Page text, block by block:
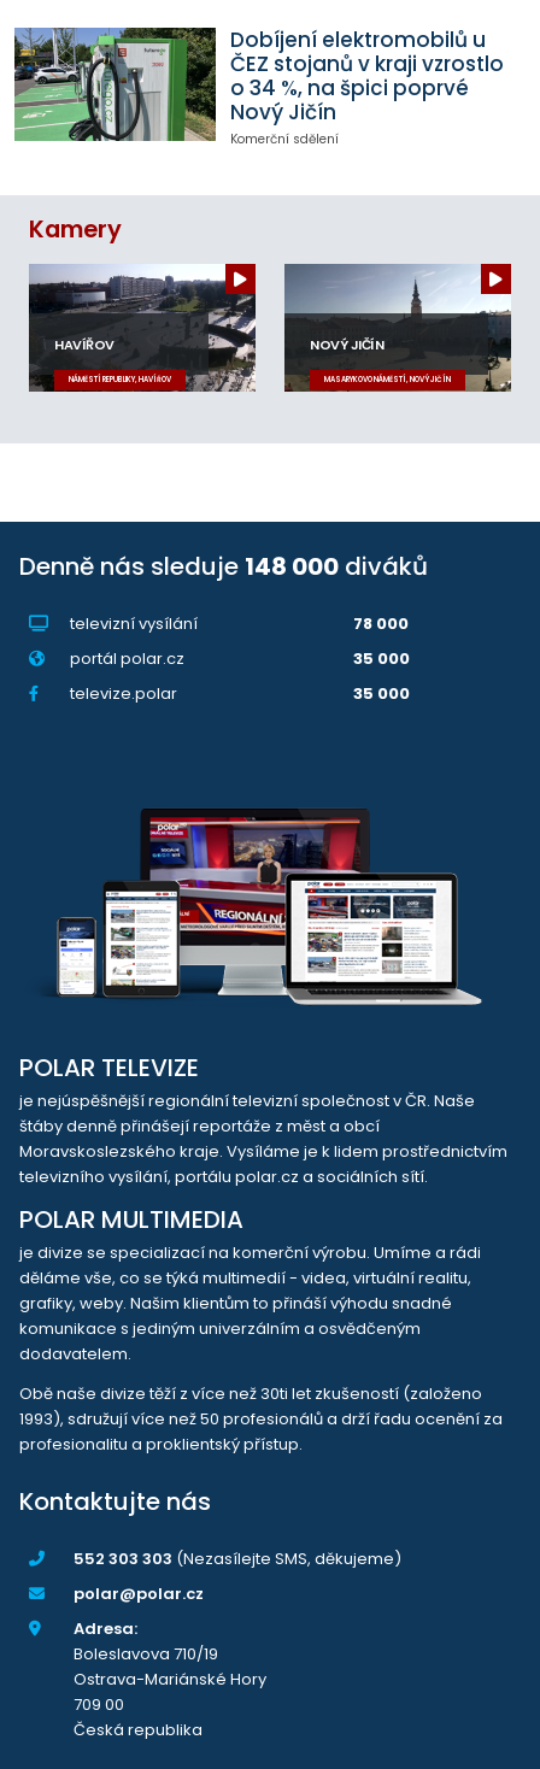
Dobíjení elektromobilů u
ČEZ stojanů v kraji vzrostlo
o 34 %, na špici poprvé
Nový Jičín
Komerční sdělení
Kamery
HAVÍŘOV
NÁMĚSTÍ REPUBLIKY, HAVÍŘOV
NOVÝ JIČÍN
MASARYKOVO NÁMĚSTÍ, NOVÝ JIČÍN
Denně nás sleduje 148 000 diváků
televizní vysílání
78 000
portál polar.cz
35 000
televize.polar
35 000
POLAR TELEVIZE
je nejúspěšnější regionální televizní společnost v ČR. Naše
štáby denně přinášejí reportáže z měst a obcí
Moravskoslezského kraje. Vysíláme je k lidem prostřednictvím
televizního vysílání, portálu polar.cz a sociálních sítí.
POLAR MULTIMEDIA
je divize se specializací na komerční výrobu. Umíme a rádi
děláme vše, co se týká multimedií - videa, virtuální realitu,
grafiky, weby. Našim klientům to přináší výhodu snadné
komunikace s jediným univerzálním a osvědčeným
dodavatelem.
Obě naše divize těží z více než 30ti let zkušeností (založeno
1993), sdružují více než 50 profesionálů a drží řadu ocenění za
profesionalitu a proklientský přístup.
Kontaktujte nás
552 303 303 (Nezasílejte SMS, děkujeme)
polar@polar.cz
Adresa:
Boleslavova 710/19
Ostrava-Mariánské Hory
709 00
Česká republika